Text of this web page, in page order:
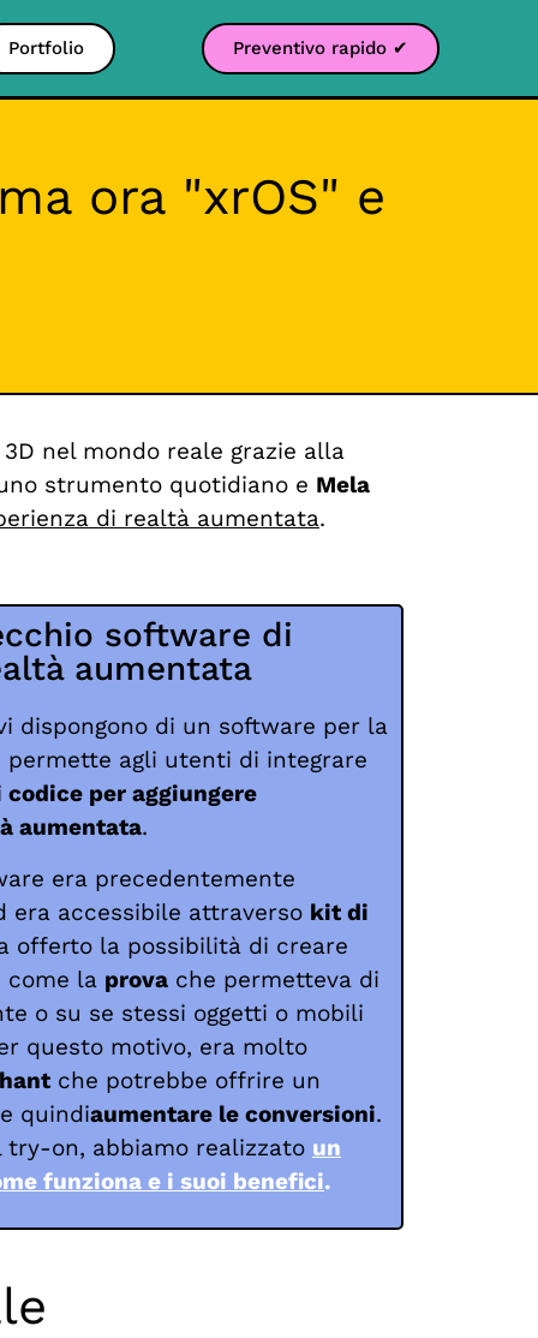
Portfolio Preventivo rapido ✔
ora "xrOS" e
nel mondo reale grazie alla
strumento quotidiano e Mela
di realtà aumentata.
software di
aumentata
dispongono di un software per la
agli utenti di integrare
per aggiungere
aumentata.
era precedentemente
era accessibile attraverso kit di
offerto la possibilità di creare
come la prova che permetteva di
o su se stessi oggetti o mobili
questo motivo, era molto
che potrebbe offrire un
quindiaumentare le conversioni.
try-on, abbiamo realizzato un
funziona e i suoi benefici.